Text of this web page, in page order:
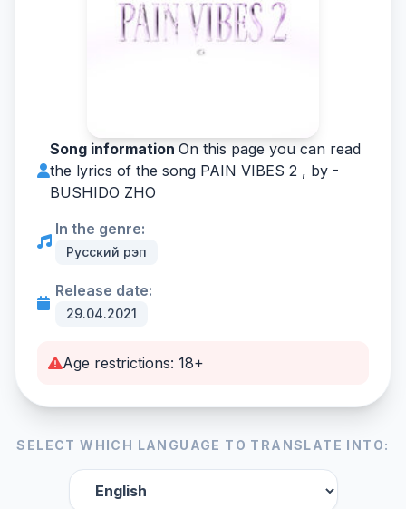
Song information On this page you can read
the lyrics of the song PAIN VIBES 2 , by -
BUSHIDO ZHO
In the genre:
Русский рэп
Release date:
29.04.2021
Age restrictions: 18+
SELECT WHICH LANGUAGE TO TRANSLATE INTO: